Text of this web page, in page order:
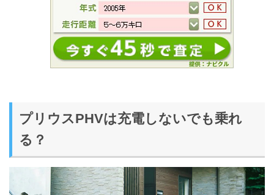
プリウスPHVは充電しないでも乗れ
る？